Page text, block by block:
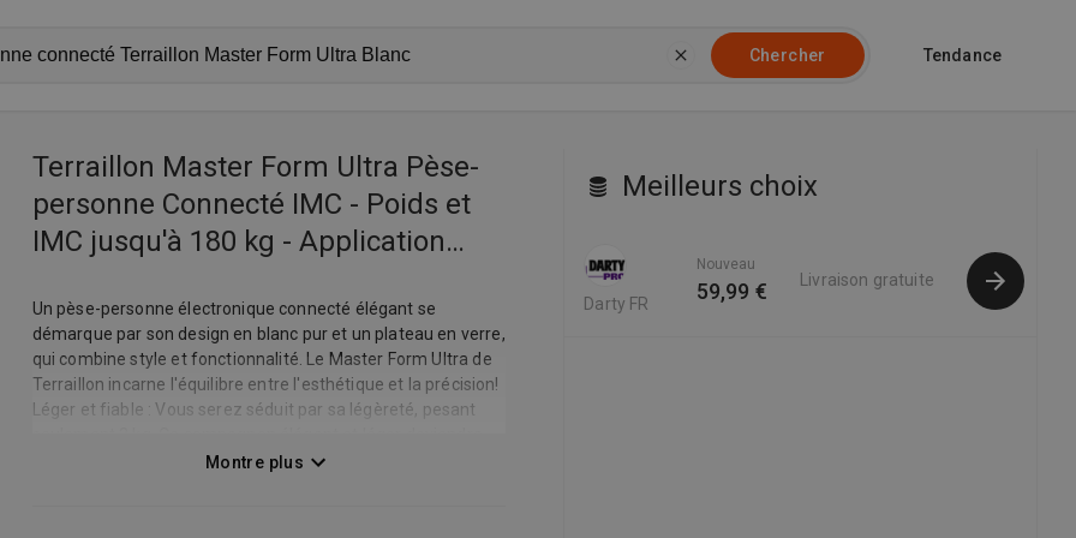
Chercher Tendance
Terraillon Master Form Ultra Pèse-
personne Connecté IMC - Poids et
IMC jusqu'à 180 kg - Application
Un pèse-personne électronique connecté élégant se
démarque par son design en blanc pur et un plateau en verre,
qui combine style et fonctionnalité. Le Master Form Ultra de
Terraillon incarne l'équilibre entre l'esthétique et la précision!
Léger et fiable : Vous serez séduit par sa légèreté, pesant
un allié fiable pour votre santé quotidienne. Performances :
Montre plus
Meilleurs choix
Darty FR
Nouveau
59,99 € Livraison gratuite